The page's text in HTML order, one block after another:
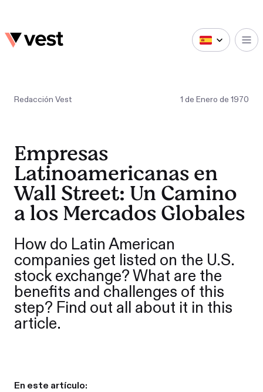
Empresas
Latinoamericanas en
Wall Street: Un Camino
a los Mercados Globales
How do Latin American
companies get listed on the U.S.
stock exchange? What are the
benefits and challenges of this
step? Find out all about it in this
article.
Redacción Vest 1 de Enero de 1970
En este artículo: